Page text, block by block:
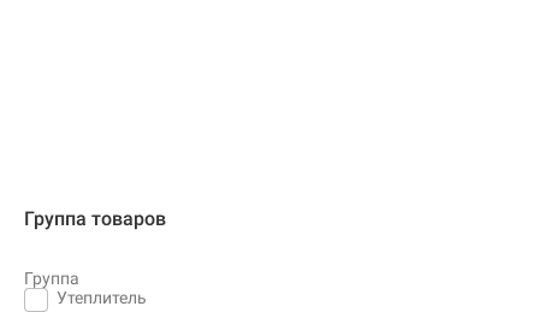
Группа товаров
Группа
Утеплитель